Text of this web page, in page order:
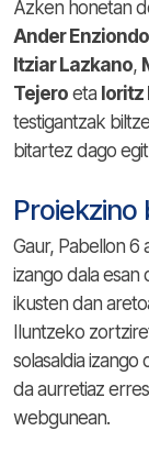
Azken honetan
Ander Enziondo
Itziar Lazkano,
Tejero eta Ioritz
testigantzak
bitartez dago
Proiekzino
Gaur, Pabellon 6
izango dala
ikusten dan
Iluntzeko
solasaldia
da aurretiaz
webgunean.